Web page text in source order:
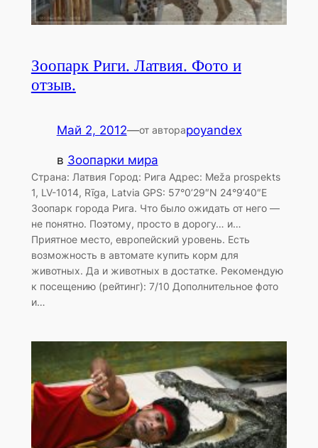
Зоопарк Риги. Латвия. Фото и
отзыв.
Май 2, 2012—от автораpoyandex
в Зоопарки мира
Страна: Латвия Город: Рига Адрес: Meža prospekts
1, LV-1014, Rīga, Latvia GPS: 57°0’29″N 24°9’40″E
Зоопарк города Рига. Что было ожидать от него —
не понятно. Поэтому, просто в дорогу… и…
Приятное место, европейский уровень. Есть
возможность в автомате купить корм для
животных. Да и животных в достатке. Рекомендую
к посещению (рейтинг): 7/10 Дополнительное фото
и…